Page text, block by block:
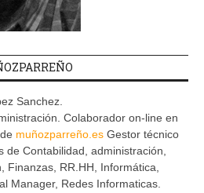
Sanchez.
Colaborador on-line en
muñozparreño.es Gestor técnico
de Contabilidad, administración,
Finanzas, RR.HH, Informática,
Manager, Redes Informaticas.